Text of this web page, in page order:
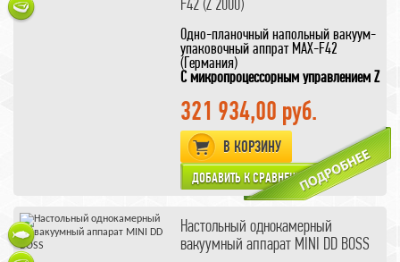
длина шва 410 мм
простота обслуживания (мойка,
Одно-планочный напольный вакуум-
упаковочный аппрат MAX-F42
(Германия)
С микропроцессорным управлением Z
Вакуум выставляется только по
времени
Быстрая остановка цикла
вакуумирования при упаковке
жидких продуктов
Сервисная кнопка режима
продолжительной работы вакуумного
продлевает срок службы вакуумного
насоса.
321 934,00 руб.
В КОРЗИНУ
Настольный однокамерный
вакуумный аппарат MINI DD BOSS